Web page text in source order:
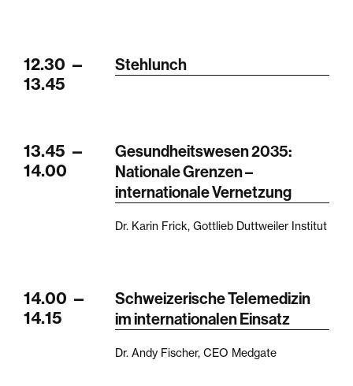
12.30 —
13.45
Stehlunch
13.45 —
14.00
Gesundheitswesen 2035:
Nationale Grenzen –
internationale Vernetzung
Dr. Karin Frick, Gottlieb Duttweiler Institut
14.00 —
14.15
Schweizerische Telemedizin
im internationalen Einsatz
Dr. Andy Fischer, CEO Medgate